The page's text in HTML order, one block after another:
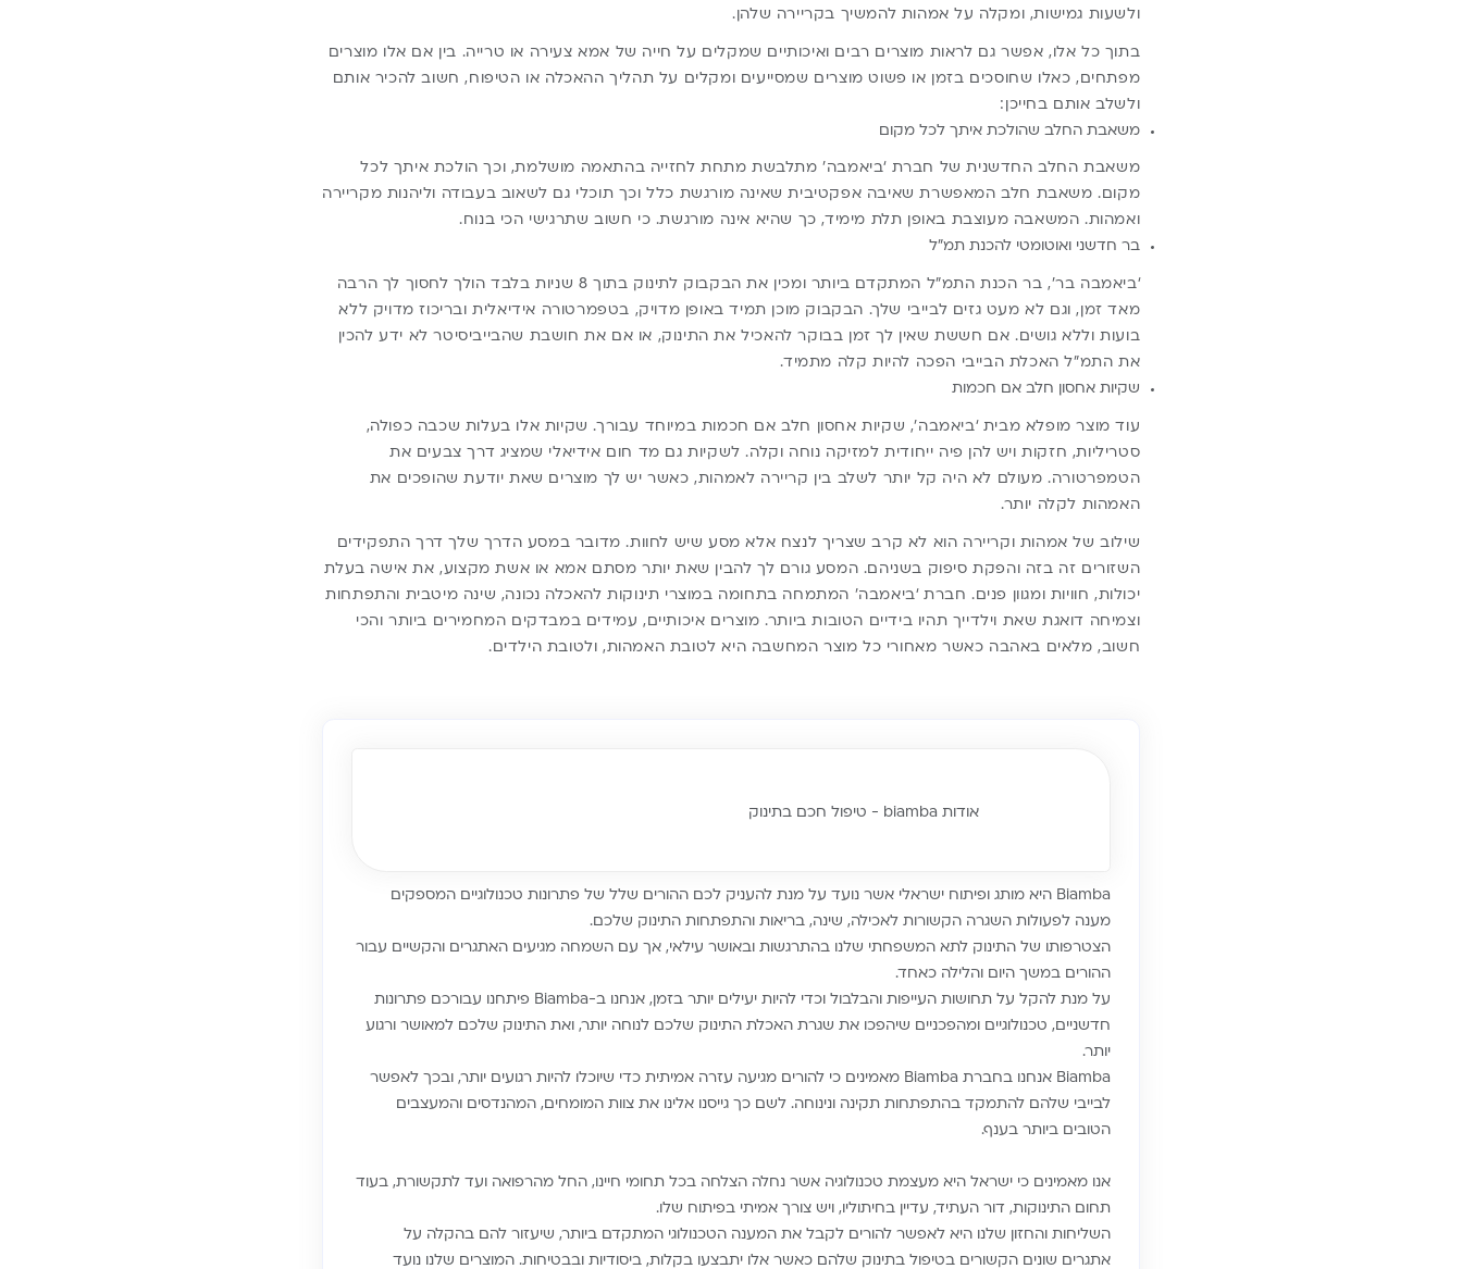
ולשעות גמישות, ומקלה על אמהות להמשיך בקריירה שלהן.
בתוך כל אלו, אפשר גם לראות מוצרים רבים ואיכותיים שמקלים על חייה של אמא צעירה או טרייה. בין אם אלו מוצרים
מפתחים, כאלו שחוסכים בזמן או פשוט מוצרים שמסייעים ומקלים על תהליך ההאכלה או הטיפוח, חשוב להכיר אותם
ולשלב אותם בחייכן:
משאבת החלב שהולכת איתך לכל מקום
משאבת החלב החדשנית של חברת ‘ביאמבה’ מתלבשת מתחת לחזייה בהתאמה מושלמת, וכך הולכת איתך לכל
מקום. משאבת חלבהמאפשרת שאיבה אפקטיבית שאינה מורגשת כלל וכך תוכלי גם לשאוב בעבודה וליהנות מקריירה
ואמהות. המשאבה מעוצבת באופן תלת מימיד, כך שהיא אינה מורגשת. כי חשוב שתרגישי הכי בנוח.
בר חדשני ואוטומטי להכנת תמ”ל
‘ביאמבה בר’, בר הכנת התמ”ל המתקדם ביותר ומכין את הבקבוק לתינוק בתוך 8 שניות בלבד הולך לחסוך לך הרבה
מאד זמן, וגם לא מעט גזים לבייבי שלך. הבקבוק מוכן תמיד באופן מדויק, בטפמרטורה אידיאלית ובריכוז מדויק ללא
בועות וללא גושים. אם חששת שאין לך זמן בבוקר להאכיל את התינוק, או אם את חושבת שהבייביסיטר לא ידע להכין
את התמ”ל האכלת הבייבי הפכה להיות קלה מתמיד.
שקיות אחסון חלב אם חכמות
עוד מוצר מופלא מבית ‘ביאמבה’, שקיות אחסון חלב אם חכמות במיוחד עבורך. שקיות אלו בעלות שכבה כפולה,
סטריליות, חזקות ויש להן פיה ייחודית למזיקה נוחה וקלה. לשקיות גם מד חום אידיאלי שמציג דרך צבעים את
הטמפרטורה. מעולם לא היה קל יותר לשלב בין קריירה לאמהות, כאשר יש לך מוצרים שאת יודעת שהופכים את
האמהות לקלה יותר.
שילוב של אמהות וקריירה הוא לא קרב שצריך לנצח אלא מסע שיש לחוות. מדובר במסע הדרך שלך דרך התפקידים
השזורים זה בזה והפקת סיפוק בשניהם. המסע גורם לך להבין שאת יותר מסתם אמא או אשת מקצוע, את אישה בעלת
יכולות, חוויות ומגוון פנים. חברת ‘ביאמבה’ המתמחה בתחומה במוצרי תינוקות להאכלה נכונה, שינה מיטבית והתפתחות
וצמיחה דואגת שאת וילדייך תהיו בידיים הטובות ביותר. מוצרים איכותיים, עמידים במבדקים המחמירים ביותר והכי
חשוב, מלאים באהבה כאשר מאחורי כל מוצר המחשבה היא לטובת האמהות, ולטובת הילדים.
אודות biamba - טיפול חכם בתינוק
Biamba היא מותג ופיתוח ישראלי אשר נועד על מנת להעניק לכם ההורים שלל של פתרונות טכנולוגיים המספקים
מענה לפעולות השגרה הקשורות לאכילה, שינה, בריאות והתפתחות התינוק שלכם.
הצטרפותו של התינוק לתא המשפחתי שלנו בהתרגשות ובאושר עילאי, אך עם השמחה מגיעים האתגרים והקשיים עבור
ההורים במשך היום והלילה כאחד.
על מנת להקל על תחושות העייפות והבלבול וכדי להיות יעילים יותר בזמן, אנחנו ב-Biamba פיתחנו עבורכם פתרונות
חדשניים, טכנולוגיים ומהפכניים שיהפכו את שגרת האכלת התינוק שלכם לנוחה יותר, ואת התינוק שלכם למאושר ורגוע
יותר.
Biamba אנחנו בחברת Biamba מאמינים כי להורים מגיעה עזרה אמיתית כדי שיוכלו להיות רגועים יותר, ובכך לאפשר
לבייבי שלהם להתמקד בהתפתחות תקינה ונינוחה. לשם כך גייסנו אלינו את צוות המומחים, המהנדסים והמעצבים
הטובים ביותר בענף.
אנו מאמינים כי ישראל היא מעצמת טכנולוגיה אשר נחלה הצלחה בכל תחומי חיינו, החל מהרפואה ועד לתקשורת, בעוד
תחום התינוקות, דור העתיד, עדיין בחיתוליו, ויש צורך אמיתי בפיתוח שלו.
השליחות והחזון שלנו היא לאפשר להורים לקבל את המענה הטכנולוגי המתקדם ביותר, שיעזור להם בהקלה על
אתגרים שונים הקשורים בטיפול בתינוק שלהם כאשר אלו יתבצעו בקלות, ביסודיות ובבטיחות. המוצרים שלנו נועד